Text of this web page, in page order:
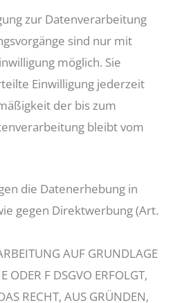
zur Datenverarbeitung
sind nur mit
möglich. Sie
Einwilligung jederzeit
der bis zum
bleibt vom
die Datenerhebung in
gegen Direktwerbung (Art.
AUF GRUNDLAGE
ODER F DSGVO ERFOLGT,
RECHT, AUS GRÜNDEN,